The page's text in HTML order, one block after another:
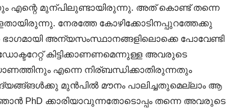
എന്റെ മുന്പിലുണ്ടായിരുന്നു. അത് കൊണ്ട് തന്നെ
നേരത്തേ കോഴിക്കോടിനപ്പുറത്തേക്കു
ഭാഗമായി അന്യസംസ്ഥാനങ്ങളിലൊക്കെ പോവേണ്ടി
കിട്ടിക്കാണണമെന്നുള്ള അവരുടെ
എന്നെ നിര്ബന്ധിക്കാതിരുന്നതും
മുൻപിൽ മൗനം പാലിച്ചതുമെല്ലാം ആ
PhD ക്കാരിയാവുന്നതോടൊപ്പം തന്നെ അവരുടെ